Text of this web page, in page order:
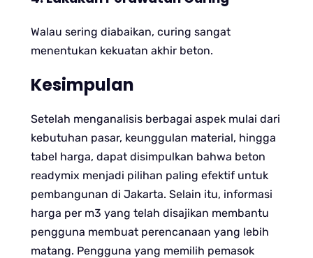
Walau sering diabaikan, curing sangat
menentukan kekuatan akhir beton.
Kesimpulan
Setelah menganalisis berbagai aspek mulai dari
kebutuhan pasar, keunggulan material, hingga
tabel harga, dapat disimpulkan bahwa beton
readymix menjadi pilihan paling efektif untuk
pembangunan di Jakarta. Selain itu, informasi
harga per m3 yang telah disajikan membantu
pengguna membuat perencanaan yang lebih
matang. Pengguna yang memilih pemasok